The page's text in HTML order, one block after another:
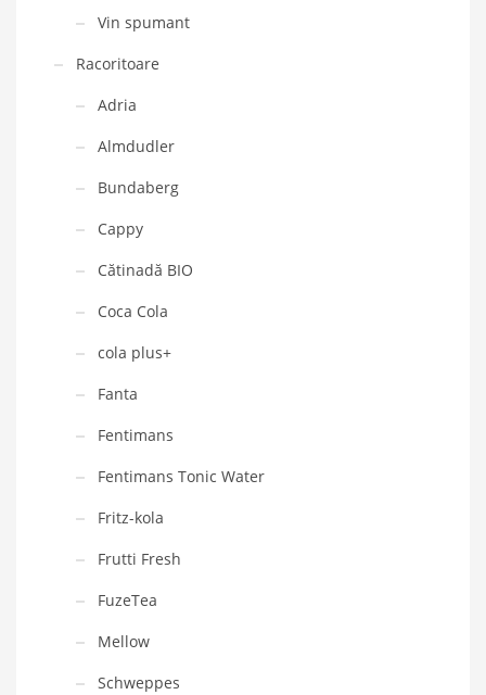
Vin spumant
Racoritoare
Adria
Almdudler
Bundaberg
Cappy
Cătinadă BIO
Coca Cola
cola plus+
Fanta
Fentimans
Fentimans Tonic Water
Fritz-kola
Frutti Fresh
FuzeTea
Mellow
Schweppes